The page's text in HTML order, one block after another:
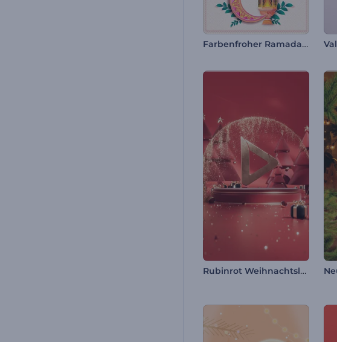
Farbenfroher Ramadan-Video-Opener
Rubinrot Weihnachtslogo